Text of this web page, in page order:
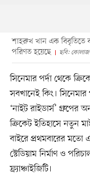
শাহরুখ খান এক বিবৃতিতে
পরিণত হয়েছে
ছবি: কোলাজ
সিনেমার পর্দা থেকে
সবখানেই কিং। সিনেমার
‘নাইট রাইডার্স’ গ্রুপের
ক্রিকেট ইতিহাসে নতুন
বাইরে প্রথমবারের মতো
স্টেডিয়াম নির্মাণ ও
ফ্র্যাঞ্চাইজিটি।